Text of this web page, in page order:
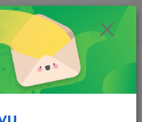
Menu
Hledat
ks
za 0,00 Kč